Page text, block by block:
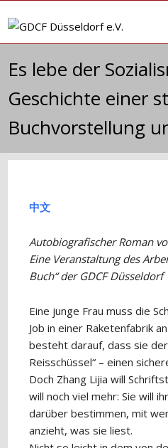
Inhalt
Es lebe der
Geschichte einer
Buchvorstellung
中文
Autobiografischer Roman
Eine Veranstaltung des
Buch“ der GDCF Düsseldorf
Eine junge Frau muss die
Job in einer Raketenfabrik
besteht darauf, dass sie
Reisschüssel“ – einen
Doch Zhang Lijia will
will noch viel mehr: Sie will
darüber bestimmen, mit
anzieht, was sie liest.